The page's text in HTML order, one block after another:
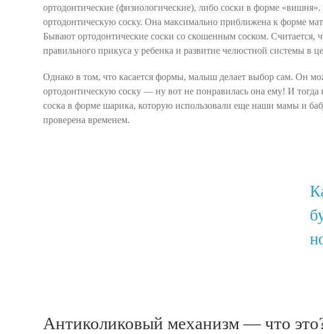
ортодонтические (физиологические), либо соски в форме
ортодонтическую соску. Она максимально приближена к форме
Бывают ортодонтические соски со скошенным соском. Считается,
правильного прикуса у ребенка и развитие челюстной системы в
Однако в том, что касается формы, малыш делает выбор сам. Он
ортодонтическую соску — ну вот не понравилась она ему! И
соска в форме шарика, которую использовали еще наши мамы и
проверена временем.
Антиколиковый механизм — что